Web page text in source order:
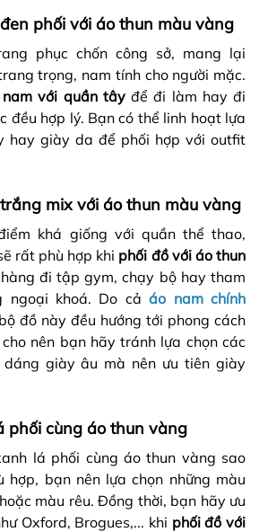
phối với áo thun màu vàng
phục chốn công sở, mang lại
trọng, nam tính cho người mặc.
với quần tâyđể đi làm hay đi
đều hợp lý. Bạn có thể linh hoạt lựa
hay giày da để phối hợp với outfit
mix với áo thun màu vàng
khá giống với quần thể thao,
rất phù hợp khi phối đồ với áo thun
đi tập gym, chạy bộ hay tham
ngoại khoá. Do cảáo nam chính
đồ này đều hướng tới phong cách
nên bạn hãy tránh lựa chọn các
giày âu mà nên ưu tiên giày
phối cùng áo thun vàng
lá phối cùng áo thun vàng sao
hợp, bạn nên lựa chọn những màu
màu rêu. Đồng thời, bạn hãy ưu
Oxford, Brogues,... khi phối đồ với